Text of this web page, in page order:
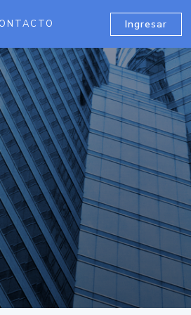
Ingresar